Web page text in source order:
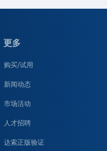
更多
购买/试用
新闻动态
市场活动
人才招聘
达索正版验证